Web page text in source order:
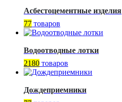
Асбестоцементные изделия
77 товаров
Водоотводные лотки
2180 товаров
Дождеприемники